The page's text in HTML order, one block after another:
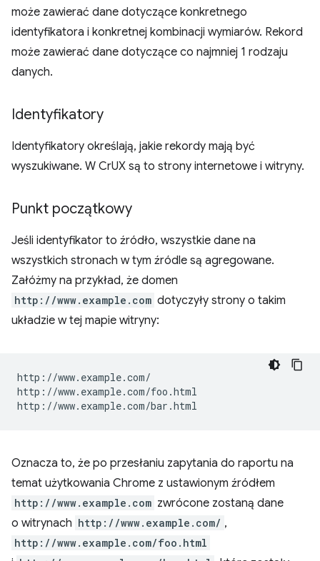
może zawierać dane dotyczące konkretnego
identyfikatora i konkretnej kombinacji wymiarów. Rekord
może zawierać dane dotyczące co najmniej 1 rodzaju
danych.
Identyfikatory
Identyfikatory określają, jakie rekordy mają być
wyszukiwane. W CrUX są to strony internetowe i witryny.
Punkt początkowy
Jeśli identyfikator to źródło, wszystkie dane na
wszystkich stronach w tym źródle są agregowane.
Załóżmy na przykład, że domen
http://www.example.com dotyczyły strony o takim
układzie w tej mapie witryny:
http://www.example.com/
http://www.example.com/foo.html
Oznacza to, że po przesłaniu zapytania do raportu na
temat użytkowania Chrome z ustawionym źródłem
http://www.example.com zwrócone zostaną dane
o witrynach http://www.example.com/ ,
http://www.example.com/foo.html